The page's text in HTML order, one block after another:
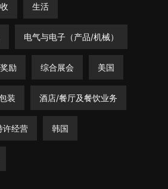
生活
电气与电子（产品/机械）
励 综合展会 美国
装 酒店/餐厅及餐饮业务
许经营 韩国